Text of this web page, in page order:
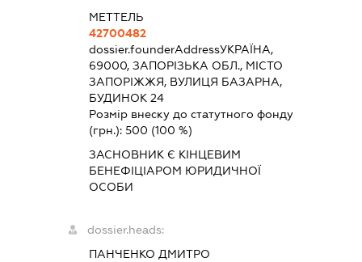
МЕТТЕЛЬ
42700482
dossier.founderAddressУКРАЇНА,
69000, ЗАПОРІЗЬКА ОБЛ., МІСТО
ЗАПОРІЖЖЯ, ВУЛИЦЯ БАЗАРНА,
БУДИНОК 24
Розмір внеску до статутного фонду
(грн.): 500 (100 %)
ЗАСНОВНИК Є КІНЦЕВИМ
БЕНЕФІЦІАРОМ ЮРИДИЧНОЇ
ОСОБИ
dossier.heads:
ПАНЧЕНКО ДМИТРО